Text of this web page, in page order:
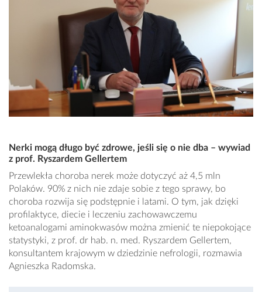
Nerki mogą długo być zdrowe, jeśli się o nie dba – wywiad
z prof. Ryszardem Gellertem
Przewlekła choroba nerek może dotyczyć aż 4,5 mln
Polaków. 90% z nich nie zdaje sobie z tego sprawy, bo
choroba rozwija się podstępnie i latami. O tym, jak dzięki
profilaktyce, diecie i leczeniu zachowawczemu
ketoanalogami aminokwasów można zmienić te niepokojące
statystyki, z prof. dr hab. n. med. Ryszardem Gellertem,
konsultantem krajowym w dziedzinie nefrologii, rozmawia
Agnieszka Radomska.